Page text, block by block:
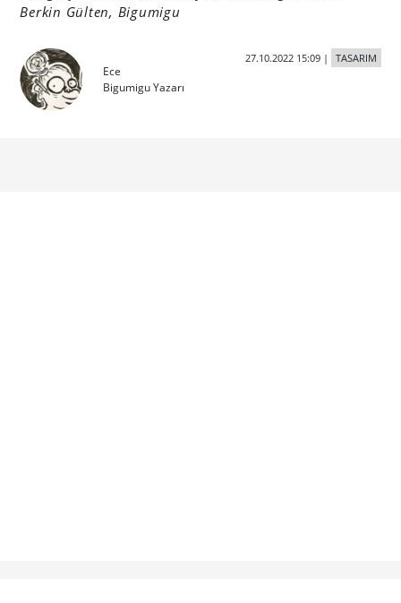
Berkin Gülten, Bigumigu
Ece
Bigumigu Yazarı
27.10.2022 15:09| TASARIM